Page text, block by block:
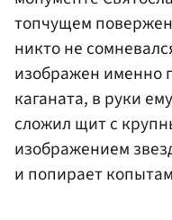
топчущем
никто не
изображен именно
каганата, в руки
сложил щит с
изображением
и попирает